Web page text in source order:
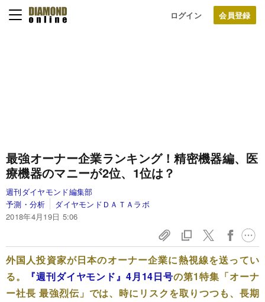
ログイン
最強オーナー企業ランキング！精密機器編、医
療機器のマニーが2位、1位は？
週刊ダイヤモンド編集部
予測・分析
ダイヤモンドＤＡＴＡラボ
2018年4月19日 5:06
外国人投資家が日本のオーナー企業に熱視線を送ってい
る。
『週刊ダイヤモンド』4月14日号の第1特集「オーナ
ー社長 最強烈伝」では、時にリスクを取りつつも、長期